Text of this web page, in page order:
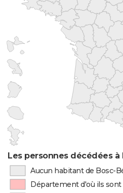
Les personnes décédées
Aucun habitant de Bosc-
Département d'où ils